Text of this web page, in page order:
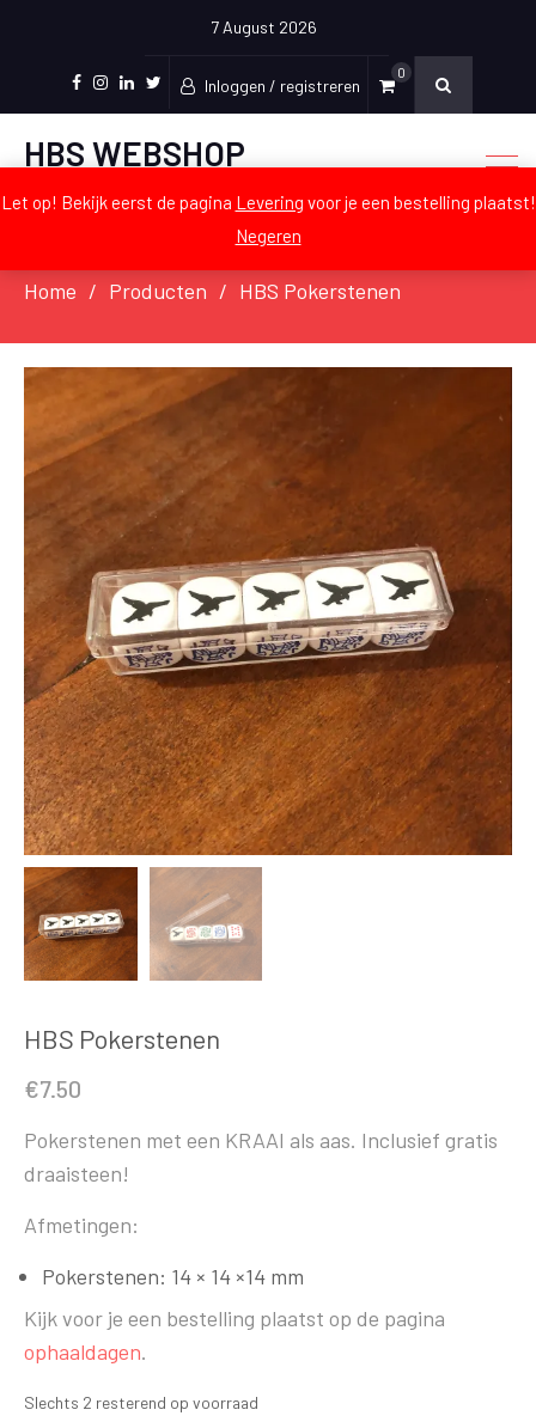
Let op! Bekijk eerst de pagina Levering voor je een bestelling plaatst!
Negeren
7 August 2026
Instagram
LinkedIn
Twitter
Inloggen / registreren
0
HBS WEBSHOP
Home Producten HBS Pokerstenen
HBS Pokerstenen
€7.50
Pokerstenen met een KRAAI als aas. Inclusief gratis
draaisteen!
Afmetingen:
Pokerstenen: 14 × 14 ×14 mm
Kijk voor je een bestelling plaatst op de pagina
ophaaldagen.
Slechts 2 resterend op voorraad